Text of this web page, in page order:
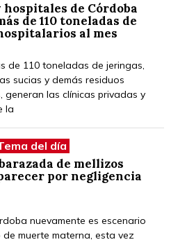
de Córdoba
de 110 toneladas de
al mes
de 110 toneladas de jeringas,
sucias y demás residuos
generan las clínicas privadas y
la
del día
de mellizos
por negligencia
nuevamente es escenario
muerte materna, esta vez